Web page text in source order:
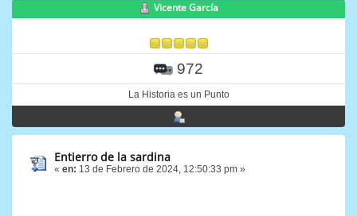
Vicente García
972
La Historia es un Punto
Entierro de la sardina
« en: 13 de Febrero de 2024, 12:50:33 pm »